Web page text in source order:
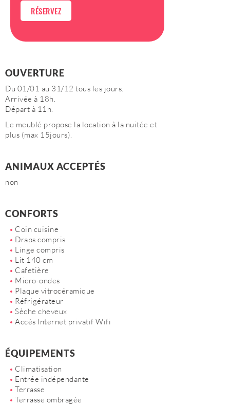
RÉSERVEZ
OUVERTURE
Du 01/01 au 31/12 tous les jours.
Arrivée à 18h.
Départ à 11h.
Le meublé propose la location à la nuitée et
plus (max 15jours).
ANIMAUX ACCEPTÉS
non
CONFORTS
Coin cuisine
Draps compris
Linge compris
Lit 140 cm
Cafetière
Micro-ondes
Plaque vitrocéramique
Réfrigérateur
Sèche cheveux
Accès Internet privatif Wifi
ÉQUIPEMENTS
Climatisation
Entrée indépendante
Terrasse
Terrasse ombragée